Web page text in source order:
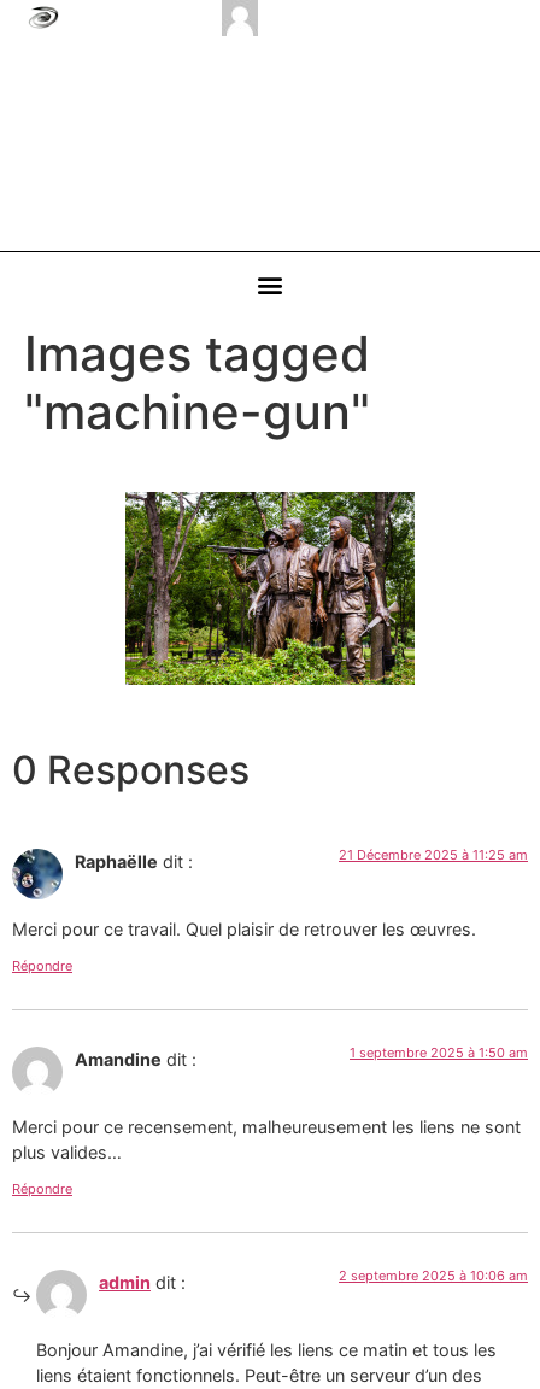
Images tagged
"machine-gun"
0 Responses
Raphaëlle dit : 21 Décembre 2025 à 11:25 am
Merci pour ce travail. Quel plaisir de retrouver les œuvres.
Répondre
Amandine dit : 1 septembre 2025 à 1:50 am
Merci pour ce recensement, malheureusement les liens ne sont
plus valides…
Répondre
admin dit : 2 septembre 2025 à 10:06 am
Bonjour Amandine, j’ai vérifié les liens ce matin et tous les
liens étaient fonctionnels. Peut-être un serveur d’un des